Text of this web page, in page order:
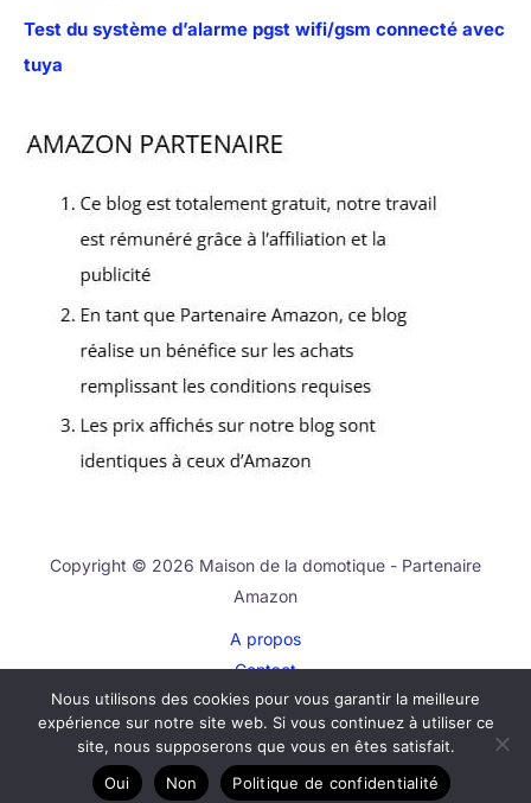
Test du système d’alarme pgst wifi/gsm connecté avec
tuya
Copyright © 2026 Maison de la domotique - Partenaire
Amazon
A propos
Contact
Plan du site
Mentions légales
Politique de confidentialité
Nous utilisons des cookies pour vous garantir la meilleure
expérience sur notre site web. Si vous continuez à utiliser ce
site, nous supposerons que vous en êtes satisfait.
Oui
Non Politique de confidentialité